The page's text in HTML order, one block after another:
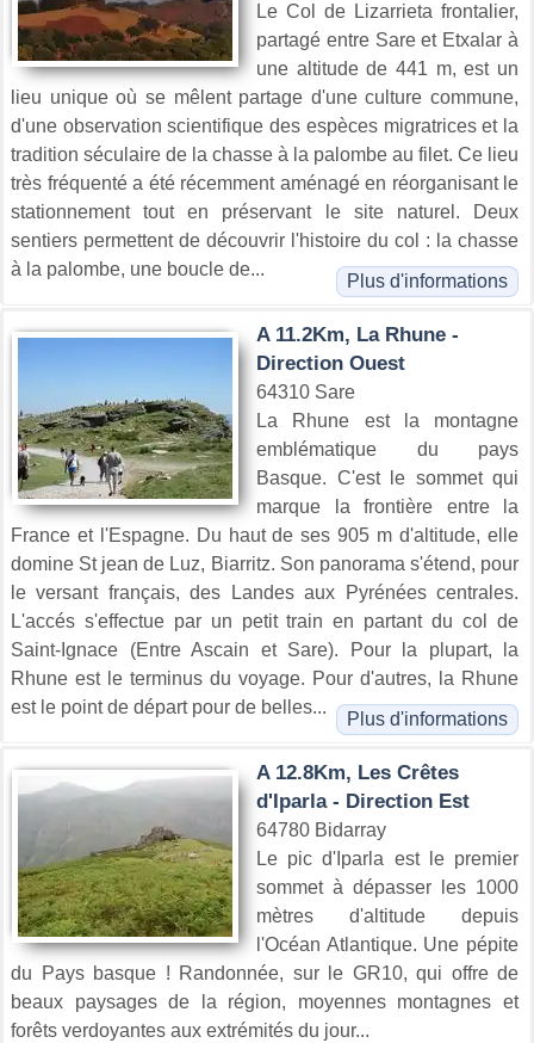
Le Col de Lizarrieta frontalier,
partagé entre Sare et Etxalar à
une altitude de 441 m, est un
lieu unique où se mêlent partage d'une culture commune,
d'une observation scientifique des espèces migratrices et la
tradition séculaire de la chasse à la palombe au filet. Ce lieu
très fréquenté a été récemment aménagé en réorganisant le
stationnement tout en préservant le site naturel. Deux
sentiers permettent de découvrir l'histoire du col : la chasse
à la palombe, une boucle de...
Plus d'informations
A 11.2Km, La Rhune -
Direction Ouest
64310 Sare
La Rhune est la montagne
emblématique du pays
Basque. C'est le sommet qui
marque la frontière entre la
France et l'Espagne. Du haut de ses 905 m d'altitude, elle
domine St jean de Luz, Biarritz. Son panorama s'étend, pour
le versant français, des Landes aux Pyrénées centrales.
L'accés s'effectue par un petit train en partant du col de
Saint-Ignace (Entre Ascain et Sare). Pour la plupart, la
Rhune est le terminus du voyage. Pour d'autres, la Rhune
est le point de départ pour de belles...
Plus d'informations
A 12.8Km, Les Crêtes
d'Iparla - Direction Est
64780 Bidarray
Le pic d'Iparla est le premier
sommet à dépasser les 1000
mètres d'altitude depuis
l'Océan Atlantique. Une pépite
du Pays basque ! Randonnée, sur le GR10, qui offre de
beaux paysages de la région, moyennes montagnes et
forêts verdoyantes aux extrémités du jour...